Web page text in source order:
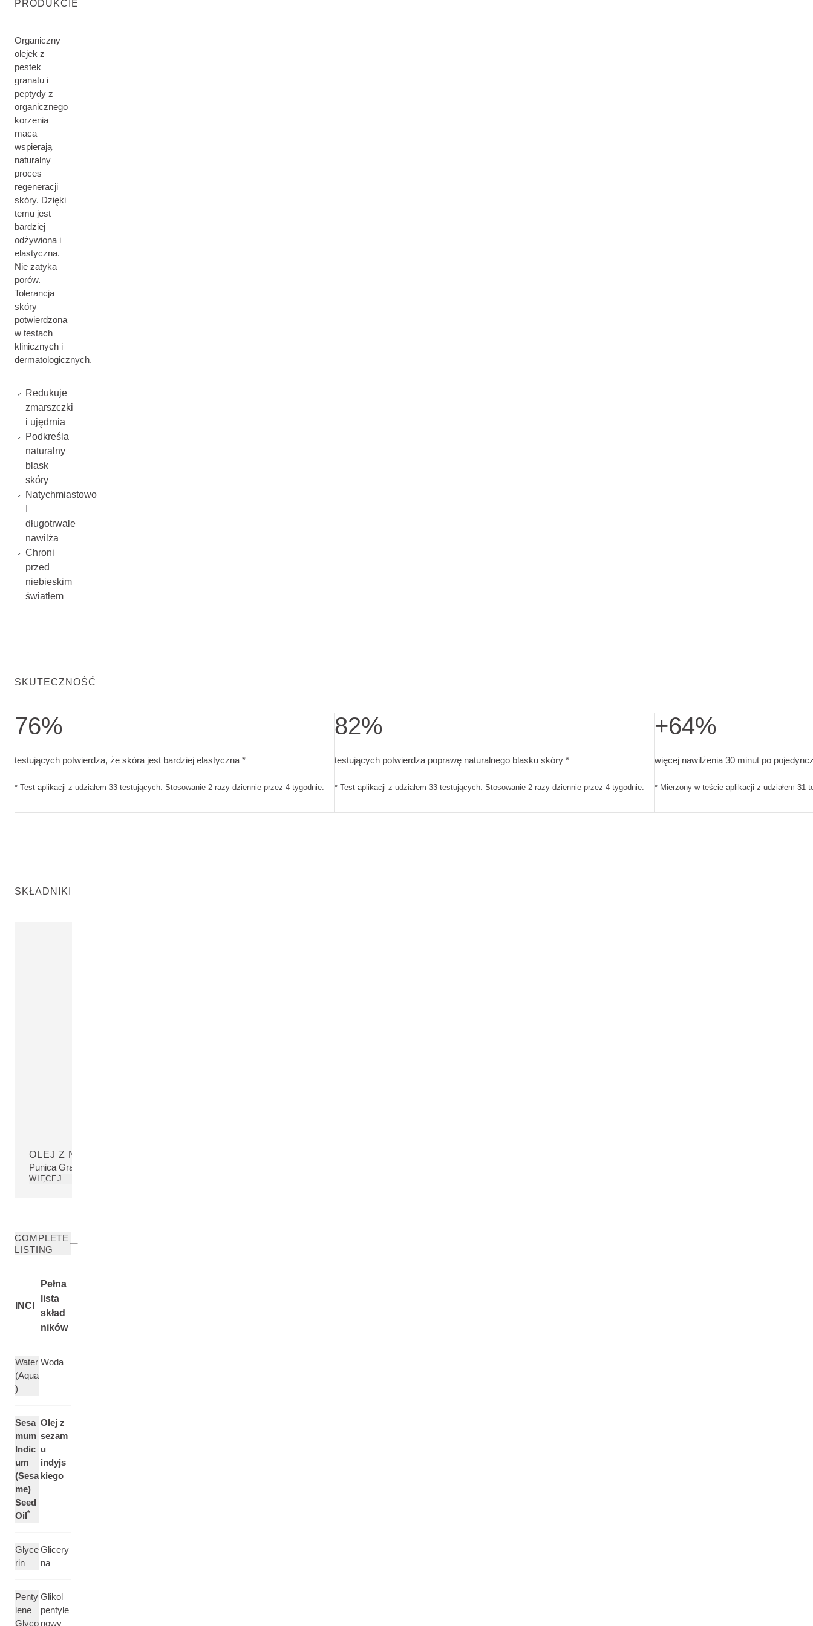
PRODUKCIE
Organiczny
olejek z
pestek
granatu i
peptydy z
organicznego
korzenia
maca
wspierają
naturalny
proces
regeneracji
skóry. Dzięki
temu jest
bardziej
odżywiona i
elastyczna.
Nie zatyka
porów.
Tolerancja
skóry
potwierdzona
w testach
klinicznych i
dermatologicznych.
Redukuje
zmarszczki
i ujędrnia
Podkreśla
naturalny
blask
skóry
Natychmiastowo
długotrwale
nawilża
Chroni
przed
niebieskim
światłem
SKUTECZNOŚĆ
76%
testujących potwierdza, że skóra jest bardziej elastyczna *
* Test aplikacji z udziałem 33 testujących. Stosowanie 2 razy dziennie przez 4 tygodnie.
82%
testujących potwierdza poprawę naturalnego blasku skóry *
* Test aplikacji z udziałem 33 testujących. Stosowanie 2 razy dziennie przez 4 tygodnie.
+64%
więcej nawilżenia 30 minut po
* Mierzony w teście aplikacji z udziałem 31
SKŁADNIKI
OLEJ Z NASION GRANATU
Punica Granatum Seed Oil
WIĘCEJ
COMPLETE
LISTING
INCI
Pełna
lista
skład
ników
Water
(Aqua
)
Woda
Sesa
mum
Indic
um
(Sesa
me)
Seed
Oil*
Olej z
sezam
u
indyjs
kiego
Glyce
rin
Glicery
na
Penty
lene
Glyco
Glikol
pentyle
nowy